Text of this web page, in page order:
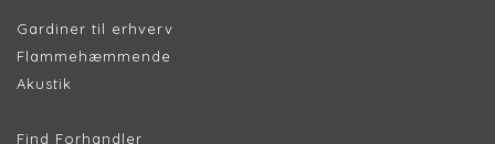
Gardiner til erhverv
Flammehæmmende
Akustik
Find Forhandler